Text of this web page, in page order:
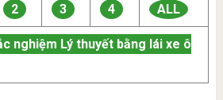
2 3 4 ALL
nghiệm Lý thuyết bằng lái xe ô